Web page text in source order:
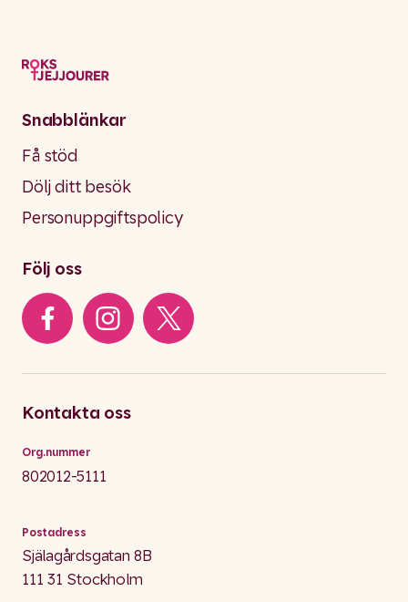
Snabblänkar
Få stöd
Dölj ditt besök
Personuppgiftspolicy
Följ oss
Kontakta oss
Org.nummer
802012-5111
Postadress
Själagårdsgatan 8B
111 31 Stockholm